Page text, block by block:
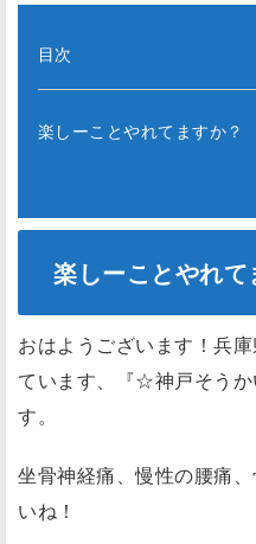
目次
楽しーことやれてますか？
楽しーことやれて
おはようございます！兵
ています、『☆神戸そう
す。
坐骨神経痛、慢性の腰痛
いね！